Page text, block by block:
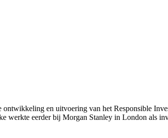
en uitvoering van het Responsible
werkte eerder bij Morgan Stanley in London als